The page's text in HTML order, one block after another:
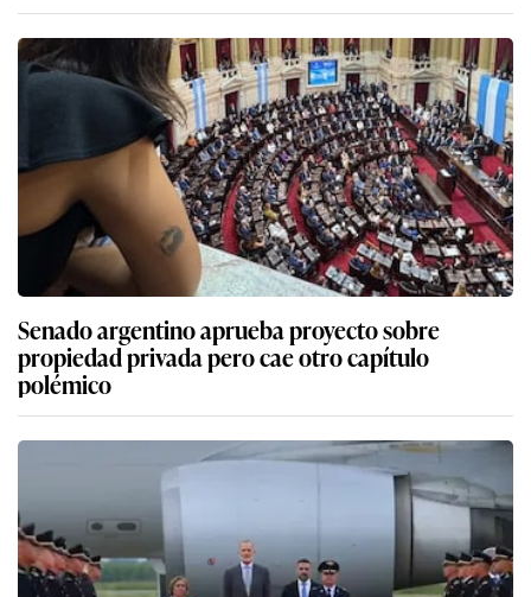
Senado argentino aprueba proyecto sobre
propiedad privada pero cae otro capítulo
polémico